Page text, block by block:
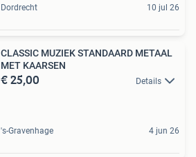
Dordrecht 10 jul 26
CLASSIC MUZIEK STANDAARD METAAL
MET KAARSEN
€ 25,00 Details
's-Gravenhage 4 jun 26